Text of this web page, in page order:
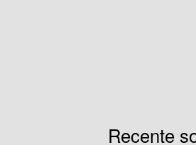
Recente